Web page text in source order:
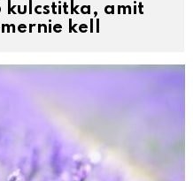
kulcstitka, amit
kell